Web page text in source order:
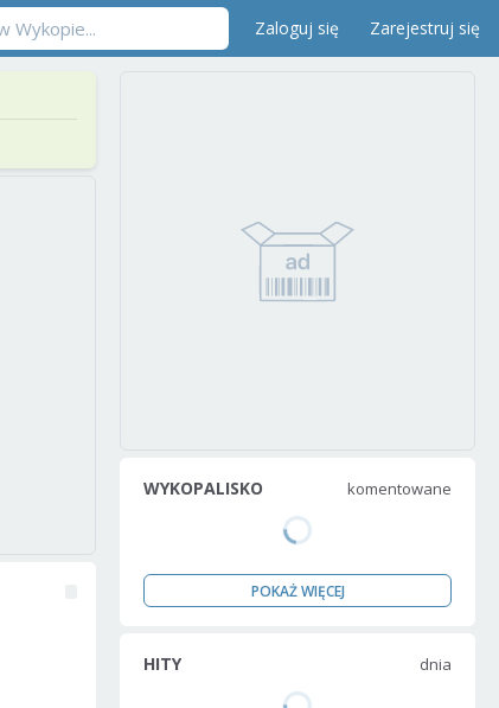
Zaloguj się Zarejestruj się
WYKOPALISKO komentowane
POKAŻ WIĘCEJ
HITY dnia